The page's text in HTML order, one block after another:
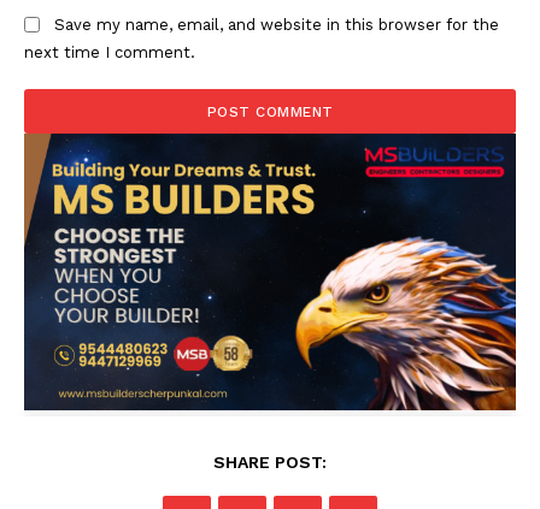
Save my name, email, and website in this browser for the
next time I comment.
SHARE POST: